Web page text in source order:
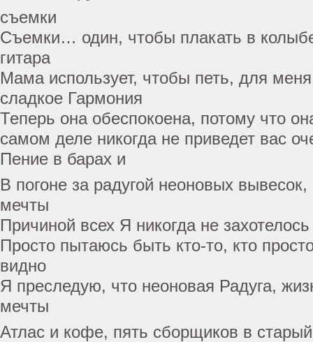
съемки
Съемки… один, чтобы плакать в
гитара
Мама использует, чтобы петь, для
сладкое Гармония
Теперь она обеспокоена, потому что
самом деле никогда не приведет вас
Пение в барах и
В погоне за радугой неоновых
мечты
Причиной всех Я никогда не захотелось
Просто пытаюсь быть кто-то, кто
видно
Я преследую, что неоновая Радуга,
мечты
Атлас и кофе, пять сборщиков в старый